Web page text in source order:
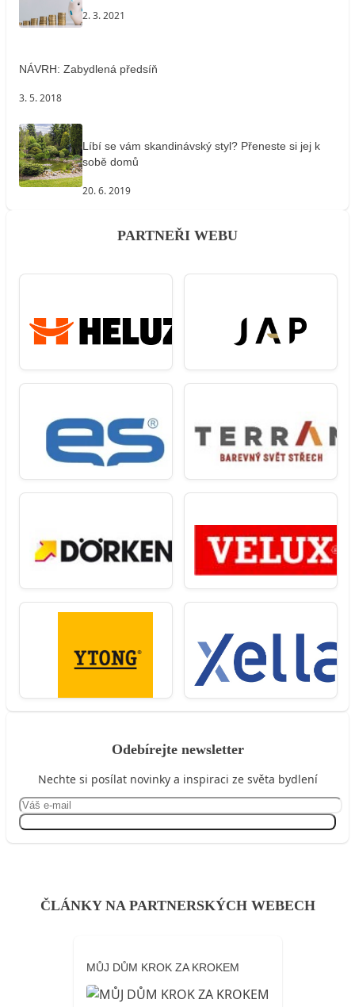
2. 3. 2021
NÁVRH: Zabydlená předsíň
3. 5. 2018
Líbí se vám skandinávský styl? Přeneste si jej k
sobě domů
20. 6. 2019
PARTNEŘI WEBU
Odebírejte newsletter
Nechte si posílat novinky a inspiraci ze světa bydlení
ČLÁNKY NA PARTNERSKÝCH WEBECH
MŮJ DŮM KROK ZA KROKEM